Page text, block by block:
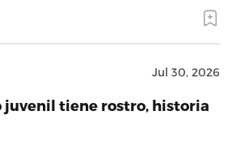
Jul 30, 2026
juvenil tiene rostro, historia